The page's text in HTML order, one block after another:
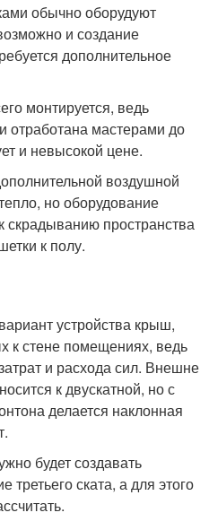
обычно оборудуют
и создание
дополнительное
монтируется, ведь
отработана мастерами до
и невысокой цене.
воздушной
но оборудование
пространства
к полу.
устройства крыш,
к стене помещениях, ведь
и расхода сил. Внешне
к двускатной, но с
делается наклонная
будет создавать
ската, а для этого